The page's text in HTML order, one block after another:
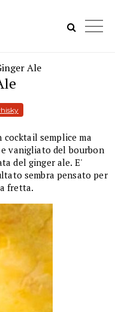
Ale
cocktail semplice ma
vanigliato del bourbon
del ginger ale. E'
sembra pensato per
fretta.